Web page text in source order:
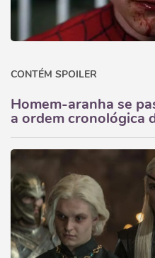
CONTÉM SPOILER
Homem-aranha se
a ordem cronológica